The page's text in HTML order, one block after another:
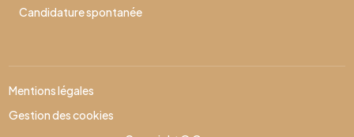
Candidature spontanée
Mentions légales
Gestion des cookies